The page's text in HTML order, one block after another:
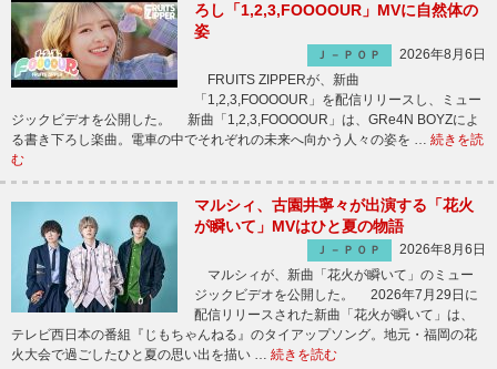
ろし「1,2,3,FOOOOUR」MVに自然体の
姿
Ｊ－ＰＯＰ
2026年8月6日
FRUITS ZIPPERが、新曲
「1,2,3,FOOOOUR」を配信リリースし、ミュー
ジックビデオを公開した。 新曲「1,2,3,FOOOOUR」は、GRe4N BOYZによ
る書き下ろし楽曲。電車の中でそれぞれの未来へ向かう人々の姿を … 続きを読
む
マルシィ、古園井寧々が出演する「花火
が瞬いて」MVはひと夏の物語
Ｊ－ＰＯＰ
2026年8月6日
マルシィが、新曲「花火が瞬いて」のミュー
ジックビデオを公開した。 2026年7月29日に
配信リリースされた新曲「花火が瞬いて」は、
テレビ西日本の番組『じもちゃんねる』のタイアップソング。地元・福岡の花
火大会で過ごしたひと夏の思い出を描い … 続きを読む